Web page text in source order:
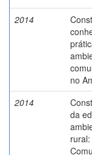
2014
no
2014
da